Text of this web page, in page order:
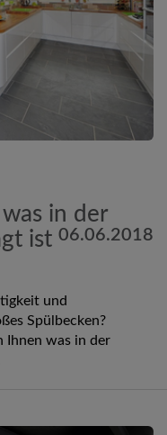
in der
ist 06.06.2018
und
Spülbecken?
Ihnen was in der